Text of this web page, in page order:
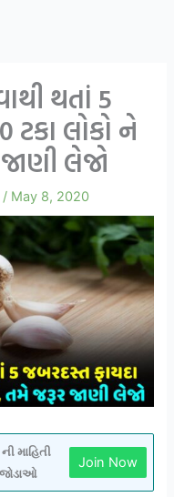
થતાં 5
લોકો ને
લેજો
/ May 8, 2020
માહિતી
Join Now